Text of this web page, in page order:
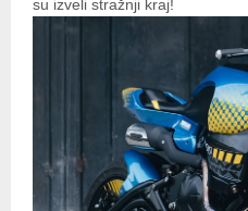
su izveli stražnji kraj!